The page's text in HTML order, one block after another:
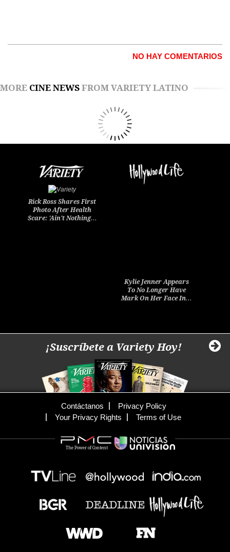
NO HAY COMENTARIOS
MORE CINE NEWS FROM VARIETY LATINO
Rick Ross Shares First
Photo After Health
Scare: 'Ain't Nothing…
Kylie Jenner Appears
To No Longer Have
Mark On Her Face In…
¡Suscríbete a Variety Hoy!
Contáctanos
Privacy Policy
Your Privacy Rights
Terms of Use
The Power of Content